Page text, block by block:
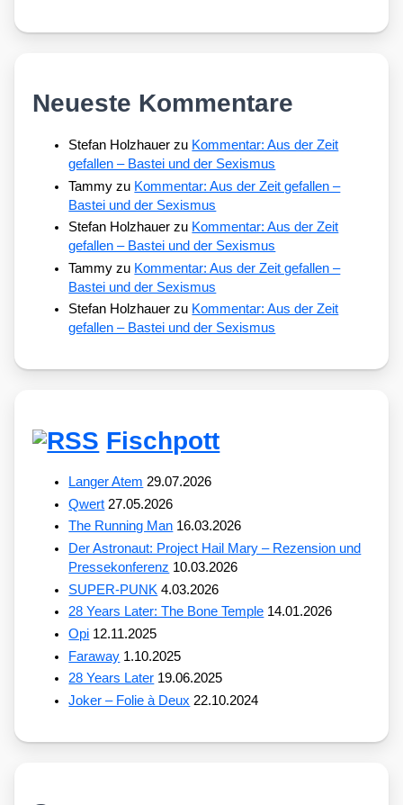
Neueste Kommentare
Stefan Holzhauer zu Kommentar: Aus der Zeit
gefallen – Bastei und der Sexismus
Tammy zu Kommentar: Aus der Zeit gefallen –
Bastei und der Sexismus
Stefan Holzhauer zu Kommentar: Aus der Zeit
gefallen – Bastei und der Sexismus
Tammy zu Kommentar: Aus der Zeit gefallen –
Bastei und der Sexismus
Stefan Holzhauer zu Kommentar: Aus der Zeit
gefallen – Bastei und der Sexismus
Fischpott
Langer Atem 29.07.2026
Qwert 27.05.2026
The Running Man 16.03.2026
Der Astronaut: Project Hail Mary – Rezension und
Pressekonferenz 10.03.2026
SUPER-PUNK 4.03.2026
28 Years Later: The Bone Temple 14.01.2026
Opi 12.11.2025
Faraway 1.10.2025
28 Years Later 19.06.2025
Joker – Folie à Deux 22.10.2024